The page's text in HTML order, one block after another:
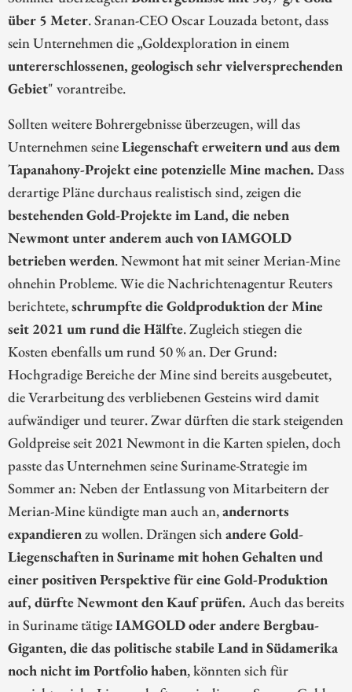
über 5 Meter. Sranan-CEO Oscar Louzada betont, dass
sein Unternehmen die „Goldexploration in einem
untererschlossenen, geologisch sehr vielversprechenden
Gebiet" vorantreibe.
Sollten weitere Bohrergebnisse überzeugen, will das
Unternehmen seineLiegenschaft erweitern und aus dem
Tapanahony-Projekt eine potenzielle Mine machen. Dass
derartige Pläne durchaus realistisch sind, zeigen die
bestehenden Gold-Projekte im Land, die neben
Newmont unter anderem auch von IAMGOLD
betrieben werden. Newmont hat mit seiner Merian-Mine
ohnehin Probleme. Wie die Nachrichtenagentur Reuters
berichtete,schrumpfte die Goldproduktion der Mine
seit 2021 um rund die Hälfte. Zugleich stiegen die
Kosten ebenfalls um rund 50 % an. Der Grund:
Hochgradige Bereiche der Mine sind bereits ausgebeutet,
die Verarbeitung des verbliebenen Gesteins wird damit
aufwändiger und teurer. Zwar dürften die stark steigenden
Goldpreise seit 2021 Newmont in die Karten spielen, doch
passte das Unternehmen seine Suriname-Strategie im
Sommer an: Neben der Entlassung von Mitarbeitern der
Merian-Mine kündigte man auch an,andernorts
expandierenzu wollen. Drängen sichandere Gold-
Liegenschaften in Suriname mit hohen Gehalten und
einer positiven Perspektive für eine Gold-Produktion
auf, dürfte Newmont den Kauf prüfen. Auch das bereits
in Suriname tätigeIAMGOLD oder andere Bergbau-
Giganten, die das politische stabile Land in Südamerika
noch nicht im Portfolio haben, könnten sich für